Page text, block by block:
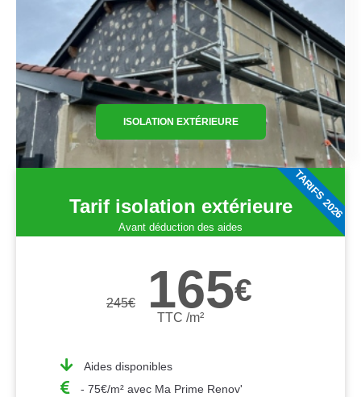
ISOLATION EXTÉRIEURE
Tarif isolation extérieure
Avant déduction des aides
245€ 165€
TTC /m²
Aides disponibles
- 75€/m² avec Ma Prime Renov'
TARIFS 2026